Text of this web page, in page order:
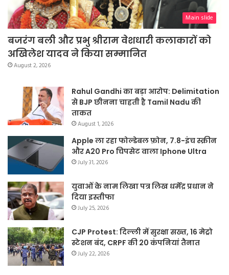
Main slide
बजरंग बली और प्रभु श्रीराम वेशधारी कलाकारों को
अखिलेश यादव ने किया सम्मानित
August 2, 2026
Rahul Gandhi का बड़ा आरोप: Delimitation
से BJP छीनना चाहती है Tamil Nadu की
ताकत
August 1, 2026
Apple ला रहा फोल्डेबल फ़ोन, 7.8-इंच स्क्रीन
और A20 Pro चिपसेट वाला Iphone Ultra
July 31, 2026
युवाओं के नाम लिखा पत्र लिख धर्मेंद्र प्रधान ने
दिया इस्तीफा
July 25, 2026
CJP Protest: दिल्ली में सुरक्षा सख्त, 16 मेट्रो
स्टेशन बंद, CRPF की 20 कंपनियां तैनात
July 22, 2026